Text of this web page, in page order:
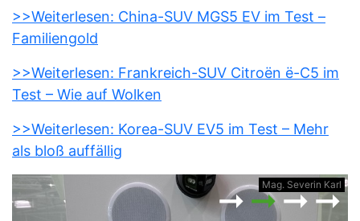
>>Weiterlesen: China-SUV MGS5 EV im Test –
Familiengold
>>Weiterlesen: Frankreich-SUV Citroën ë-C5 im
Test – Wie auf Wolken
>>Weiterlesen: Korea-SUV EV5 im Test – Mehr
als bloß auffällig
Mag. Severin Karl